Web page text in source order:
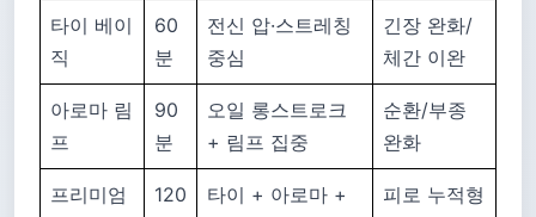
타이 베이
직
60
분
전신 압·스트레칭
중심
긴장 완화/
체간 이완
아로마 림
프
90
분
오일 롱스트로크
+ 림프 집중
순환/부종
완화
프리미엄
120
타이 + 아로마 +
피로 누적형